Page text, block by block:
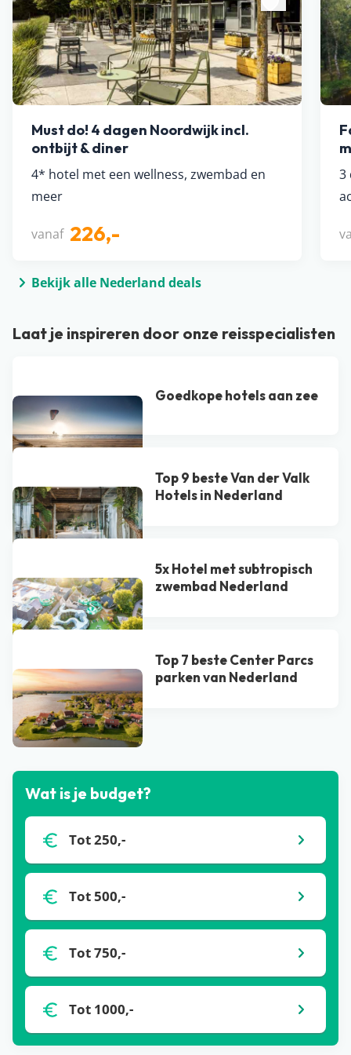
Must do! 4 dagen Noordwijk incl.
ontbijt & diner
4* hotel met een wellness, zwembad en
meer
vanaf 226,-
3
Bekijk alle Nederland deals
Laat je inspireren door onze reisspecialisten
Goedkope hotels aan zee
Top 9 beste Van der Valk
Hotel​s in Nederland
5x Hotel met subtropisch
zwembad Nederland
Top 7 beste Center Parcs
parken van Nederland
Bekijk alle blogs
Wat is je budget?
Tot 250,-
Tot 500,-
Tot 750,-
Tot 1000,-